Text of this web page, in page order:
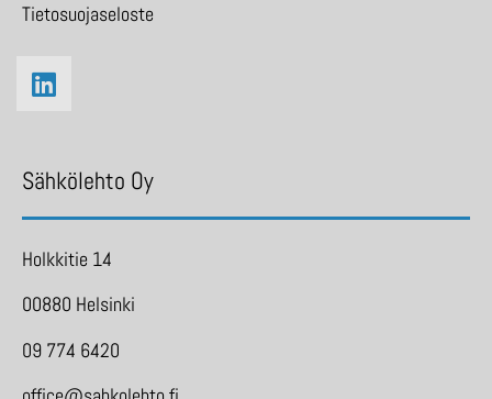
Tietosuojaseloste
Sähkölehto Oy
Holkkitie 14
00880 Helsinki
09 774 6420